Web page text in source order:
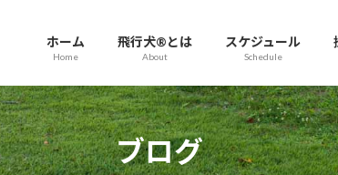
ホーム
Home
飛行犬®とは
About
スケジュール
Schedule
ブログ